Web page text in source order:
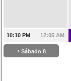
10:10 PM - 12:05 AM
‹ Sábado 8